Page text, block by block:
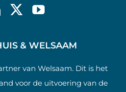
& WELSAAM
van Welsaam. Dit is het
voor de uitvoering van de